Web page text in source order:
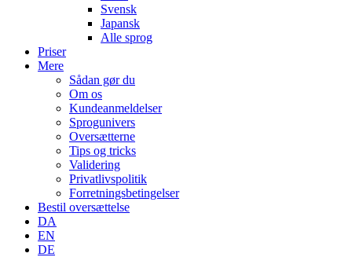
Svensk
Japansk
Alle sprog
Priser
Mere
Sådan gør du
Om os
Kundeanmeldelser
Sprogunivers
Oversætterne
Tips og tricks
Validering
Privatlivspolitik
Forretningsbetingelser
Bestil oversættelse
DA
EN
DE